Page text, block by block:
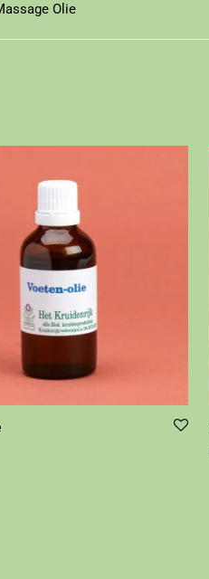
Olie